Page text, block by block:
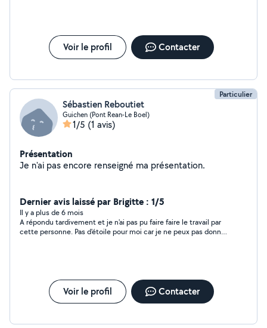
Voir le profil Contacter
Particulier
Sébastien Reboutiet
Guichen (Pont Rean-Le Boel)
1/5 (1 avis)
Présentation
Je n'ai pas encore renseigné ma présentation.
Dernier avis laissé par Brigitte : 1/5
Il y a plus de 6 mois
A répondu tardivement et je n'ai pas pu faire faire le travail par
cette personne. Pas d'étoile pour moi car je ne peux pas donner
Voir le profil Contacter